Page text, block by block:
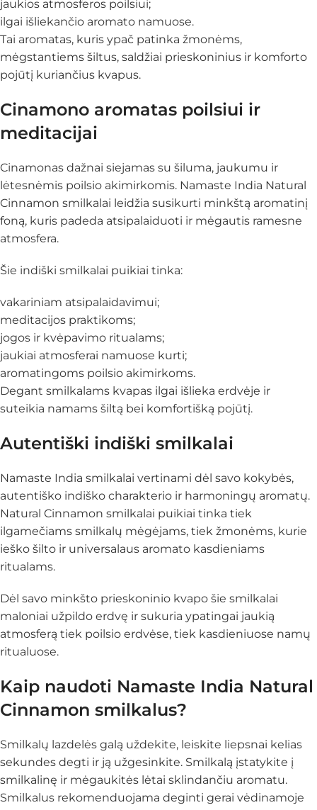
jaukios atmosferos poilsiui;
ilgai išliekančio aromato namuose.
Tai aromatas, kuris ypač patinka žmonėms,
mėgstantiems šiltus, saldžiai prieskoninius ir komforto
pojūtį kuriančius kvapus.
Cinamono aromatas poilsiui ir
meditacijai
Cinamonas dažnai siejamas su šiluma, jaukumu ir
lėtesnėmis poilsio akimirkomis. Namaste India Natural
Cinnamon smilkalai leidžia susikurti minkštą aromatinį
foną, kuris padeda atsipalaiduoti ir mėgautis ramesne
atmosfera.
Šie indiški smilkalai puikiai tinka:
vakariniam atsipalaidavimui;
meditacijos praktikoms;
jogos ir kvėpavimo ritualams;
jaukiai atmosferai namuose kurti;
aromatingoms poilsio akimirkoms.
Degant smilkalams kvapas ilgai išlieka erdvėje ir
suteikia namams šiltą bei komfortišką pojūtį.
Autentiški indiški smilkalai
Namaste India smilkalai vertinami dėl savo kokybės,
autentiško indiško charakterio ir harmoningų aromatų.
Natural Cinnamon smilkalai puikiai tinka tiek
ilgamečiams smilkalų mėgėjams, tiek žmonėms, kurie
ieško šilto ir universalaus aromato kasdieniams
ritualams.
Dėl savo minkšto prieskoninio kvapo šie smilkalai
maloniai užpildo erdvę ir sukuria ypatingai jaukią
atmosferą tiek poilsio erdvėse, tiek kasdieniuose namų
ritualuose.
Kaip naudoti Namaste India Natural
Cinnamon smilkalus?
Smilkalų lazdelės galą uždekite, leiskite liepsnai kelias
sekundes degti ir ją užgesinkite. Smilkalą įstatykite į
smilkalinę ir mėgaukitės lėtai sklindančiu aromatu.
Smilkalus rekomenduojama deginti gerai vėdinamoje